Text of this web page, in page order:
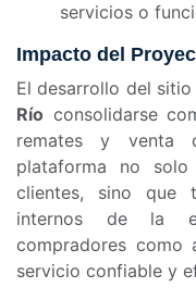
servicios o
Impacto del
El desarrollo del
Río consolidarse
remates y venta
plataforma no
clientes, sino que
internos de la
compradores como
servicio confiable y